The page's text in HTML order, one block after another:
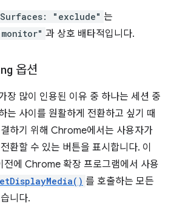
"exclude" 는
과 상호 배타적입니다.
옵션
장 많이 인용된 이유 중 하나는 세션 중
는 사이를 원활하게 전환하고 싶기 때
하기 위해 Chrome에서는 사용자가
환할 수 있는 버튼을 표시합니다. 이
전에 Chrome 확장 프로그램에서 사용
를 호출하는 모든
니다.